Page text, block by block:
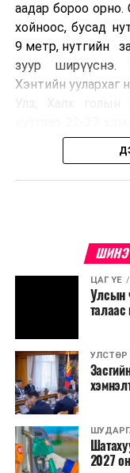
аадар бороо орно.
хойноос, бусад
9 метр, нутгийн
зуур ширүүснэ.
Хэнтийн уулархаг
нутгийн өмнөд
32 хэм дулаан
дулаан
Бороо
байна.
Бороо
байна.
ЦАГ ҮЕ
Улсын
талаас
УЛСТӨР
2027